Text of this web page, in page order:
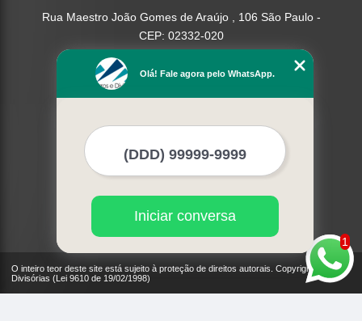
Rua Maestro João Gomes de Araújo , 106 São Paulo -
CEP: 02332-020
Missão
Mapa do site
O inteiro teor deste site está sujeito à proteção de direitos autorais. Copyright© RN
Divisórias (Lei 9610 de 19/02/1998)
1
Olá! Fale agora pelo WhatsApp.
Iniciar conversa